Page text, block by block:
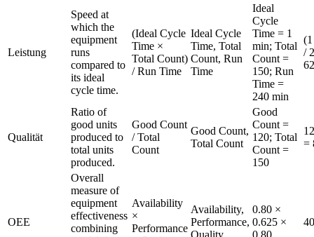
Leistung
Speed at
which the
equipment
runs
compared to
its ideal
cycle time.
(Ideal Cycle
Time ×
Total Count)
/ Run Time
Ideal Cycle
Time, Total
Count, Run
Time
Ideal
Cycle
Time = 1
min; Total
Count =
150; Run
Time =
240 min
/
Qualität
Ratio of
good units
produced to
total units
produced.
Good Count
/ Total
Count
Good Count,
Total Count
Good
Count =
120; Total
Count =
150
=
OEE
Overall
measure of
equipment
effectiveness
combining
Availability
×
Performance
Availability,
Performance,
0.80 ×
0.625 ×